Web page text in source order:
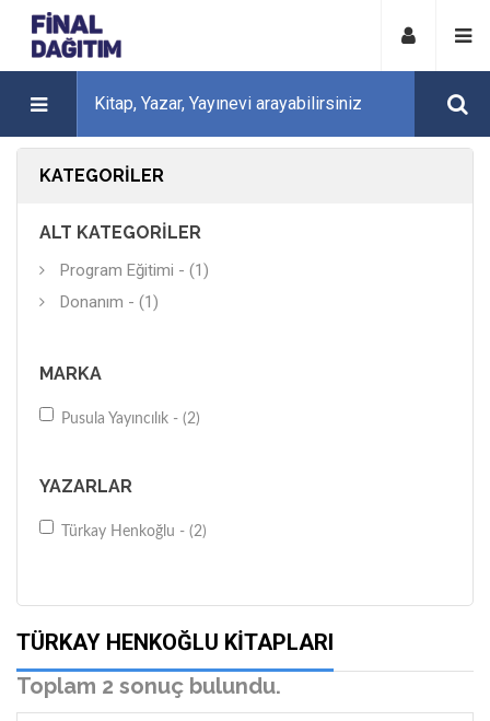
KATEGORILER
ALT KATEGORILER
Program Eğitimi - (1)
Donanım - (1)
MARKA
Pusula Yayıncılık - (2)
YAZARLAR
Türkay Henkoğlu - (2)
TÜRKAY HENKOĞLU KITAPLARI
Toplam 2 sonuç bulundu.